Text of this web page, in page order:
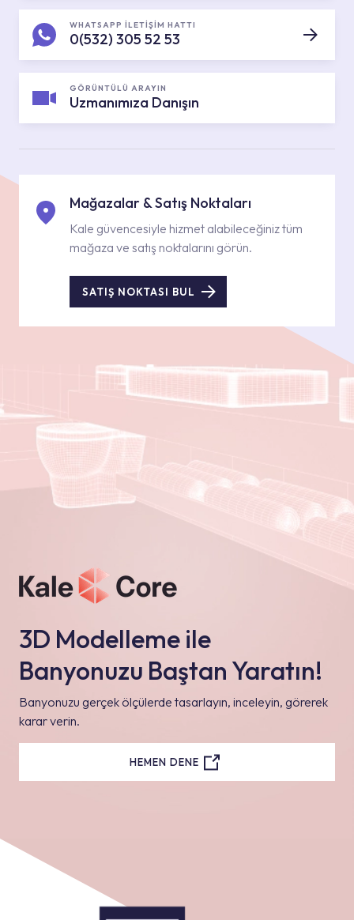
WHATSAPP İLETİŞİM HATTI
0(532) 305 52 53
GÖRÜNTÜLÜ ARAYIN
Uzmanımıza Danışın
Mağazalar & Satış Noktaları
Kale güvencesiyle hizmet alabileceğiniz tüm
mağaza ve satış noktalarını görün.
SATIŞ NOKTASI BUL
3D Modelleme ile
Banyonuzu Baştan Yaratın!
Banyonuzu gerçek ölçülerde tasarlayın, inceleyin, görerek
karar verin.
HEMEN DENE